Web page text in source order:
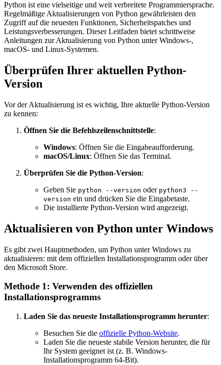
Python ist eine vielseitige und weit verbreitete Programmiersprache.
Regelmäßige Aktualisierungen von Python gewährleisten den
Zugriff auf die neuesten Funktionen, Sicherheitspatches und
Leistungsverbesserungen. Dieser Leitfaden bietet schrittweise
Anleitungen zur Aktualisierung von Python unter Windows-,
macOS- und Linux-Systemen.
Überprüfen Ihrer aktuellen Python-
Version
Vor der Aktualisierung ist es wichtig, Ihre aktuelle Python-Version
zu kennen:
Öffnen Sie die Befehlszeilenschnittstelle:
Windows: Öffnen Sie die Eingabeaufforderung.
macOS/Linux: Öffnen Sie das Terminal.
Überprüfen Sie die Python-Version:
Geben Sie python --version oder python3 --
version ein und drücken Sie die Eingabetaste.
Die installierte Python-Version wird angezeigt.
Aktualisieren von Python unter Windows
Es gibt zwei Hauptmethoden, um Python unter Windows zu
aktualisieren: mit dem offiziellen Installationsprogramm oder über
den Microsoft Store.
Methode 1: Verwenden des offiziellen
Installationsprogramms
Laden Sie das neueste Installationsprogramm herunter:
Besuchen Sie die offizielle Python-Website.
Laden Sie die neueste stabile Version herunter, die für
Ihr System geeignet ist (z. B. Windows-
Installationsprogramm 64-Bit).